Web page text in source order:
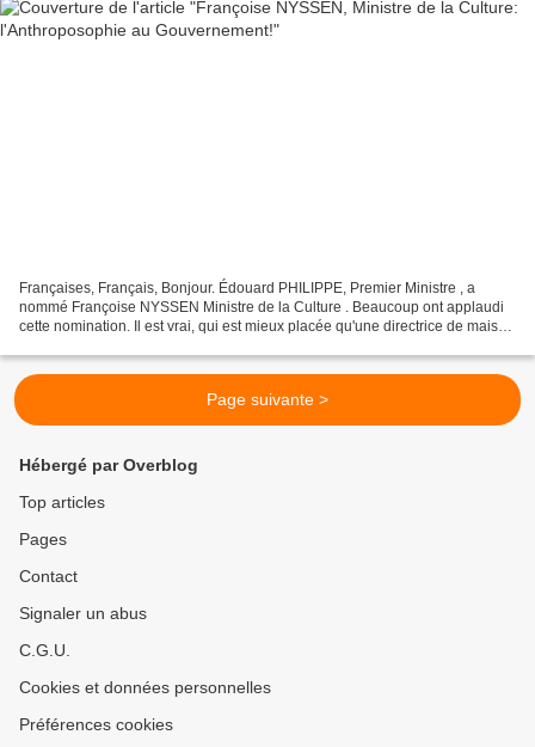
Françaises, Français, Bonjour. Édouard PHILIPPE, Premier Ministre , a
nommé Françoise NYSSEN Ministre de la Culture . Beaucoup ont applaudi
cette nomination. Il est vrai, qui est mieux placée qu'une directrice de maison
Page suivante >
Hébergé par Overblog
Top articles
Pages
Contact
Signaler un abus
C.G.U.
Cookies et données personnelles
Préférences cookies